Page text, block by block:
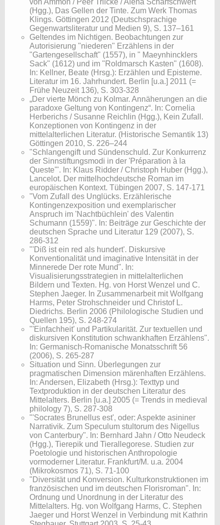
von Ammon / Peer Trilcke / Alena Scharfschwert
(Hgg.), Das Gellen der Tinte. Zum Werk Thomas
Klings. Göttingen 2012 (Deutschsprachige
Gegenwartsliteratur und Medien 9), S. 137–161
​Geltendes im Nichtigen. Beobachtungen zur
Autorisierung "niederen" Erzählens in der
"Gartengesellschaft" (1557), in " Maeynhincklers
Sack" (1612) und im "Roldmarsch Kasten" (1608).
In: Kellner, Beate (Hrsg.): Erzählen und Episteme.
Literatur im 16. Jahrhundert. Berlin [u.a.] 2011 (=
Frühe Neuzeit 136), S. 303-328
„Der vierte Mönch zu Kolmar. Annäherungen an die
paradoxe Geltung von Kontingenz“. In: Cornelia
Herberichs / Susanne Reichlin (Hgg.), Kein Zufall.
Konzeptionen von Kontingenz in der
mittelalterlichen Literatur. (Historische Semantik 13)
Göttingen 2010, S. 226–244
"Schlangengift und Sündenschuld. Zur Konkurrenz
der Sinnstiftungsmodi in der 'Préparation à la
Queste'". In: Klaus Ridder / Christoph Huber (Hgg.),
Lancelot. Der mittelhochdeutsche Roman im
europäischen Kontext. Tübingen 2007, S. 147-171
"Vom Zufall des Unglücks. Erzählerische
Kontingenzexposition und exemplarischer
Anspruch im 'Nachtbüchlein' des Valentin
Schumann (1559)". In: Beiträge zur Geschichte der
deutschen Sprache und Literatur 129 (2007), S.
286-312
"'Diß ist ein red als hundert'. Diskursive
Konventionalität und imaginative Intensität in der
Minnerede Der rote Mund". In:
Visualisierungsstrategien in mittelalterlichen
Bildern und Texten. Hg. von Horst Wenzel und C.
Stephen Jaeger. In Zusammenarbeit mit Wolfgang
Harms, Peter Strohschneider und Christof L.
Diedrichs. Berlin 2006 (Philologische Studien und
Quellen 195), S. 248-274
"'Einfachheit' und Partikularität. Zur textuellen und
diskursiven Konstitution schwankhaften Erzählens".
In: Germanisch-Romanische Monatsschrift 56
(2006), S. 265-287
​Situation und Sinn. Überlegungen zur
pragmatischen Dimension märenhaften Erzählens.
In: Andersen, Elizabeth (Hrsg.): Texttyp und
Textproduktion in der deutschen Literatur des
Mittelalters. Berlin [u.a.] 2005 (= Trends in medieval
philology 7), S. 287-308
"'Socrates Brunellus est', oder: Aspekte asininer
Narrativik. Zum Speculum stultorum des Nigellus
von Canterbury". In: Bernhard Jahn / Otto Neudeck
(Hgg.), Tierepik und Tierallegorese. Studien zur
Poetologie und historischen Anthropologie
vormoderner Literatur. Frankfurt/M. u.a. 2004
(Mikrokosmos 71), S. 71-100
"Diversität und Konversion. Kulturkonstruktionen im
französischen und im deutschen Florisroman". In:
Ordnung und Unordnung in der Literatur des
Mittelalters. Hg. von Wolfgang Harms, C. Stephen
Jaeger und Horst Wenzel in Verbindung mit Kathrin